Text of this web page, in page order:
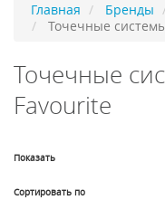
Главная Бренды
Точечные
Точечные
Favourite
Показать
Сортировать по